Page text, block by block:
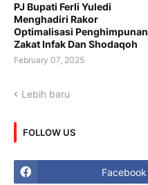
PJ Bupati Ferli Yuledi
Menghadiri Rakor
Optimalisasi Penghimpunan
Zakat Infak Dan Shodaqoh
February 07, 2025
Lebih baru
FOLLOW US
Facebook